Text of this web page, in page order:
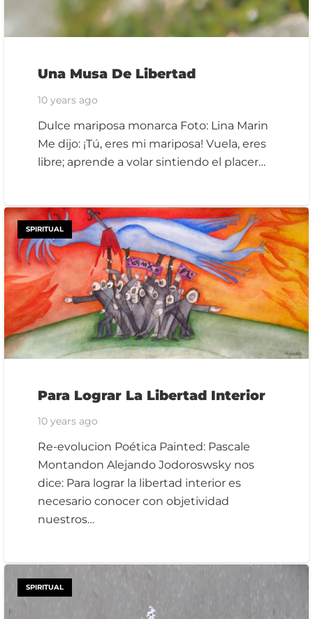
Una Musa De Libertad
10 years ago
Dulce mariposa monarca Foto: Lina Marin
Me dijo: ¡Tú, eres mi mariposa! Vuela, eres
libre; aprende a volar sintiendo el placer…
SPIRITUAL
Para Lograr La Libertad Interior
10 years ago
Re-evolucion Poética Painted: Pascale
Montandon Alejando Jodoroswsky nos
dice: Para lograr la libertad interior es
necesario conocer con objetividad
nuestros…
SPIRITUAL